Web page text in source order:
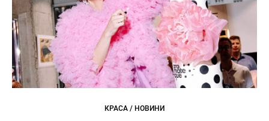
КРАСА / НОВИНИ